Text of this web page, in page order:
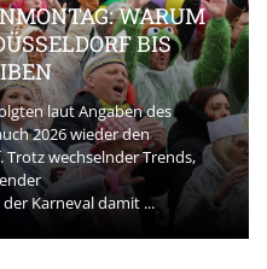
WARUM
BIS
laut Angaben des
2026 wieder den
wechselnder Trends,
Karneval damit ...